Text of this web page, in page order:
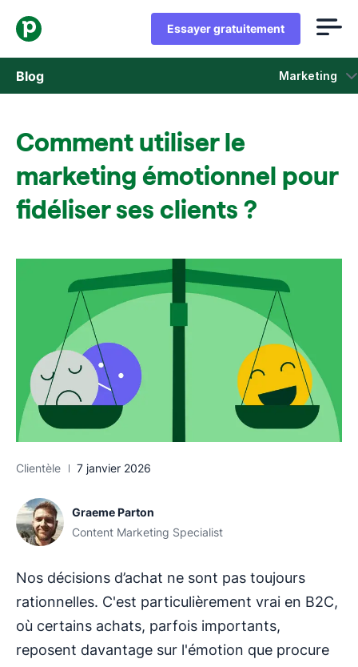
Essayer gratuitement
Blog Marketing
Marketing
Actus Produit
Comment utiliser le
marketing émotionnel pour
fidéliser ses clients ?
Clientèle 7 janvier 2026
Graeme Parton
Content Marketing Specialist
Nos décisions d’achat ne sont pas toujours
rationnelles. C'est particulièrement vrai en B2C,
où certains achats, parfois importants,
reposent davantage sur l'émotion que procure